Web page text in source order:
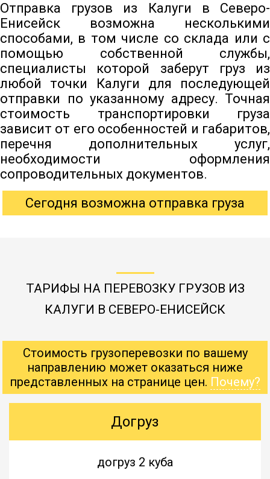
Отправка грузов из Калуги в Северо-
Енисейск возможна несколькими
способами, в том числе со склада или с
помощью собственной службы,
специалисты которой заберут груз из
любой точки Калуги для последующей
отправки по указанному адресу. Точная
стоимость транспортировки груза
зависит от его особенностей и габаритов,
перечня дополнительных услуг,
необходимости оформления
сопроводительных документов.
Сегодня возможна отправка груза
ТАРИФЫ НА ПЕРЕВОЗКУ ГРУЗОВ ИЗ
КАЛУГИ В СЕВЕРО-ЕНИСЕЙСК
Стоимость грузоперевозки по вашему
направлению может оказаться ниже
представленных на странице цен. Почему?
Догруз
догруз 2 куба